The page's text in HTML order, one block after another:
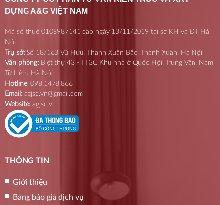
DỰNG A&G VIỆT NAM
Mã số thuế 0108987141 cấp ngày 13/11/2019 tại sở KH và ĐT Hà
Nội
Trụ sở: Số 18/163 Vũ Hữu, Thanh Xuân Bắc, Thanh Xuân, Hà Nội
Văn phòng: Biệt thự 43 - TT3C Khu nhà ở Quốc Hội, Trung Văn, Nam
Từ Liêm, Hà Nội
Hotline: 098.1478.866
Email: agjsc.vn@gmail.com
Website: agjsc.vn
THÔNG TIN
Giới thiệu
Bảng báo giá dịch vụ